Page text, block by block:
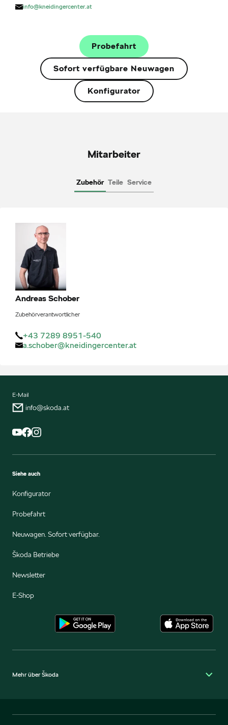
info@kneidingercenter.at
Probefahrt
Sofort verfügbare Neuwagen
Konfigurator
Mitarbeiter
Zubehör Teile Service
Andreas Schober
Zubehörverantwortlicher
+43 7289 8951-540
a.schober@kneidingercenter.at
E-Mail
info@skoda.at
Siehe auch
Konfigurator
Probefahrt
Neuwagen. Sofort verfügbar.
Škoda Betriebe
Newsletter
E-Shop
Mehr über Škoda